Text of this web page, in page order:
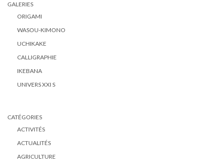
GALERIES
ORIGAMI
WASOU-KIMONO
UCHIKAKE
CALLIGRAPHIE
IKEBANA
UNIVERS XXI S
CATÉGORIES
ACTIVITÉS
ACTUALITÉS
AGRICULTURE